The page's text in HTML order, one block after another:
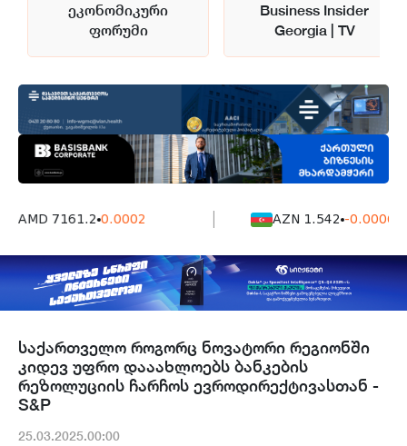
ეკონომიკური
ფორუმი
Business Insider
Georgia | TV
AMD 7161.2 0.0002 AZN 1.542 -0.0006
საქართველო როგორც ნოვატორი რეგიონში
კიდევ უფრო დააახლოებს ბანკების
რეზოლუციის ჩარჩოს ევროდირექტივასთან -
S&P
25.03.2025.00:00